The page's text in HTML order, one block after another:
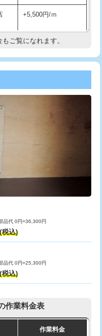
33,000円
+8,800円
11,000円~
55,000円
）
+5,500円/ｍ
現地調査
33,000円
8,800円
修
）
11,000円
修
）
修
）
33,000円
ご覧になれます。
品代 0円=36,300円
税込)
品代 0円=25,300円
税込)
作業料金表
作業料金